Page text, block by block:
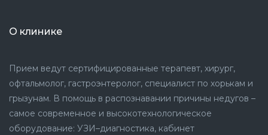
О клинике
Прием ведут сертифицированные терапевт, хирург,
офтальмолог, гастроэнтеролог, специалист по хорькам и
грызунам. В помощь в распознавании причины недугов –
самое современное и высокотехнологическое
оборудование: УЗИ–диагностика, кабинет